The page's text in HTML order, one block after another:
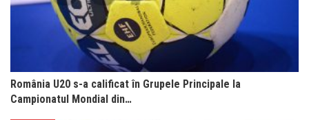
România U20 s-a calificat în Grupele Principale la
Campionatul Mondial din…